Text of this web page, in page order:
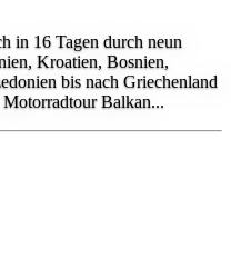
in 16 Tagen durch neun
Kroatien, Bosnien,
bis nach Griechenland
Balkan...